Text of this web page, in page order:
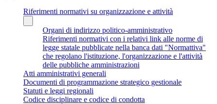
Riferimenti normativi su organizzazione e attività
Organi di indirizzo politico-amministrativo
Riferimenti normativi con i relativi link alle norme di
legge statale pubblicate nella banca dati "Normattiva"
che regolano l'istituzione, l'organizzazione e l'attività
delle pubbliche amministrazioni
Atti amministrativi generali
Documenti di programmazione strategico gestionale
Statuti e leggi regionali
Codice disciplinare e codice di condotta